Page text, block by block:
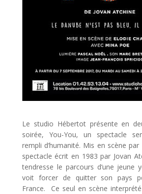
Le studio Hébertot présente en
soirée, You-You, un spectacle
rempli d’humanité. Mis en scène
spectacle écrit en 1983 par Jovan
tendresse le parcours d’une jeune
voit forcer de quitter son pays
France. Ce seul en scène